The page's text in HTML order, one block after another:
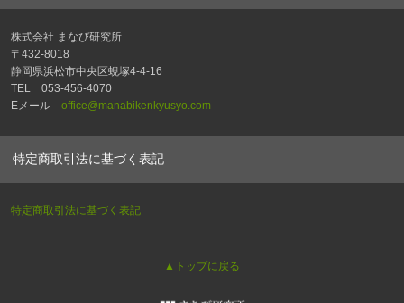
株式会社 まなび研究所
〒432-8018
静岡県浜松市中央区蜆塚4-4-16
TEL 053-456-4070
Eメール office@manabikenkyusyo.com
特定商取引法に基づく表記
特定商取引法に基づく表記
▲トップに戻る